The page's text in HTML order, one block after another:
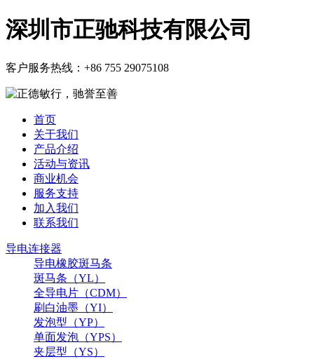
深圳市正驰科技有限公司
客户服务热线： +86 755 29075108
首页
关于我们
产品介绍
活动与资讯
商业机会
服务支持
加入我们
联系我们
导电连接器
导电橡胶斑马条
斑马条（YL）
全导电片（CDM）
刷白油墨（YI）
发泡型（YP）
单面发泡（YPS）
夹层型（YS）